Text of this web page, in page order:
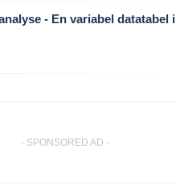
- En variabel datatabel i
- SPONSORED AD -